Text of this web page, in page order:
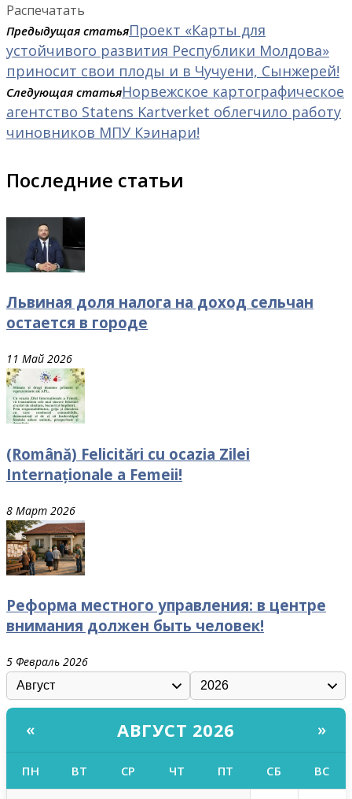
Распечатать
Предыдущая статьяПроект «Карты для
устойчивого развития Республики Молдова»
приносит свои плоды и в Чучуени, Сынжерей!
Следующая статьяНорвежское картографическое
агентство Statens Kartverket облегчило работу
чиновников МПУ Кэинари!
Последние статьи
Львиная доля налога на доход сельчан
остается в городе
11 Май 2026
(Română) Felicitări cu ocazia Zilei
Internaționale a Femeii!
8 Март 2026
Реформа местного управления: в центре
внимания должен быть человек!
5 Февраль 2026
« АВГУСТ 2026 »
ПН ВТ СР ЧТ ПТ СБ ВС